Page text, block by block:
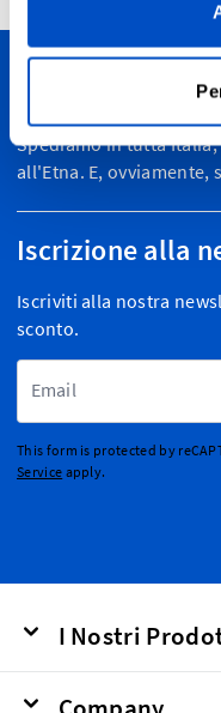
Personalizza le
Spediamo in tutta
all'Etna. E,
Iscrizione alla
Iscriviti alla nostra
sconto.
This form is protected by
Service apply.
I Nostri